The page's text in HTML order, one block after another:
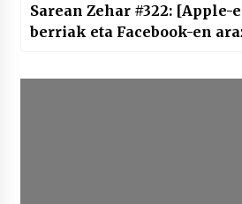
Sarean Zehar #322: [Apple-
berriak eta Facebook-en